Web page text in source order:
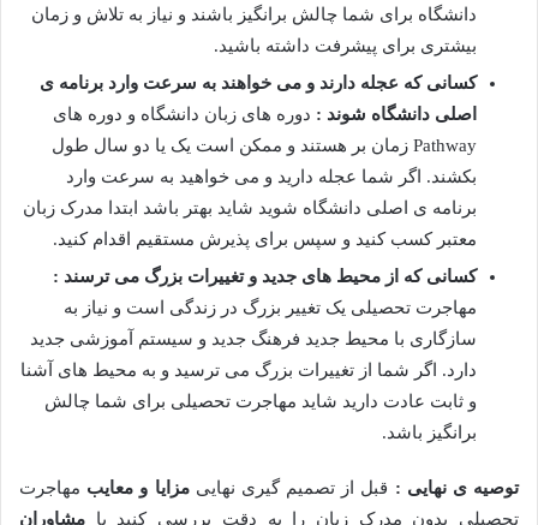
دانشگاه برای شما چالش برانگیز باشند و نیاز به تلاش و زمان
بیشتری برای پیشرفت داشته باشید.
کسانی که عجله دارند و می خواهند به سرعت وارد برنامه ی
اصلی دانشگاه شوند : دوره های زبان دانشگاه و دوره های
Pathway زمان بر هستند و ممکن است یک یا دو سال طول
بکشند. اگر شما عجله دارید و می خواهید به سرعت وارد
برنامه ی اصلی دانشگاه شوید شاید بهتر باشد ابتدا مدرک زبان
معتبر کسب کنید و سپس برای پذیرش مستقیم اقدام کنید.
کسانی که از محیط های جدید و تغییرات بزرگ می ترسند :
مهاجرت تحصیلی یک تغییر بزرگ در زندگی است و نیاز به
سازگاری با محیط جدید فرهنگ جدید و سیستم آموزشی جدید
دارد. اگر شما از تغییرات بزرگ می ترسید و به محیط های آشنا
و ثابت عادت دارید شاید مهاجرت تحصیلی برای شما چالش
برانگیز باشد.
توصیه ی نهایی : قبل از تصمیم گیری نهاییمزایا و معایب مهاجرت
تحصیلی بدون مدرک زبان را به دقت بررسی کنید با مشاوران